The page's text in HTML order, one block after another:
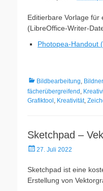
Editierbare Vorlage für
(LibreOffice-Writer-
Photopea-Handout
Kategorien
Bildbearbeitung,
fächerübergreifend ,
Grafiktool , Kreativität,
Sketchpad –
Veröffentlicht
27. Juli 2022
Sketchpad ist eine
Erstellung von